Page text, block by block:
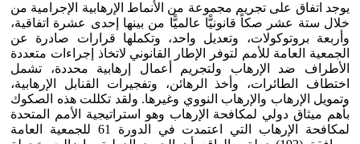
يوجد اتفاق على تجريم مجموعة من الأنماط الإرهابية الإجرامية من
خلال ستة عشر صكاً قانونيًّا عالميًّا من بينها إحدى عشرة اتفاقية،
وأربعة بروتوكولات، وتعديل واحد، وتكملها قرارات صادرة عن
الجمعية العامة للأمم لتوفر الإطار القانوني لاتخاذ إجراءات متعددة
الأطراف ضد الإرهاب ولتجريم أعمال إرهابية محددة، تشمل
اختطاف الطائرات، وأخذ الرهائن، وتفجيرات القنابل الإرهابية،
وتمويل الإرهاب والإرهاب النووي وغيرها. ولقد تكللت هذه الصكوك
بأهم ميثاق دولي لمكافحة الإرهاب وهو استراتيجية الأمم المتحدة
لمكافحة الإرهاب التي اعتمدت في الدورة 61 للجمعية العامة